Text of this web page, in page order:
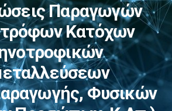
Παραγωγών
Κατόχων
Φυσικών